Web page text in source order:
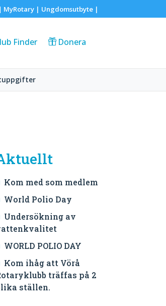
| MyRotary | Ungdomsutbyte|
Finder Donera
Kom med som medlem
World Polio Day
Undersökning av
WORLD POLIO DAY
Kom ihåg att Vörå
träffas på 2
ställen.